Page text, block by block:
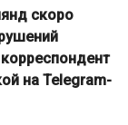
скоро
на Telegram-